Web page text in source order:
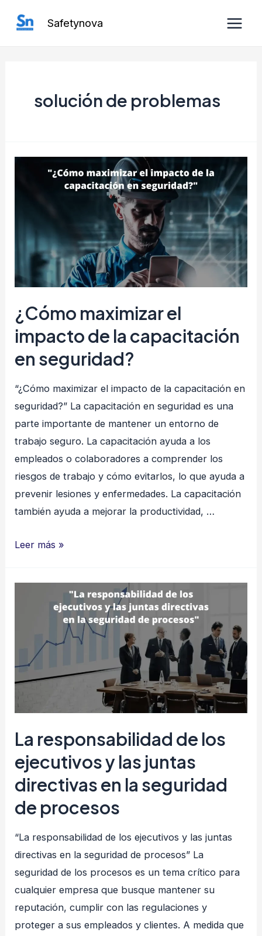
Safetynova
solución de problemas
¿Cómo maximizar el
impacto de la capacitación
en seguridad?
“¿Cómo maximizar el impacto de la capacitación en
seguridad?” La capacitación en seguridad es una
parte importante de mantener un entorno de
trabajo seguro. La capacitación ayuda a los
empleados o colaboradores a comprender los
riesgos de trabajo y cómo evitarlos, lo que ayuda a
prevenir lesiones y enfermedades. La capacitación
también ayuda a mejorar la productividad, …
¿Cómo
capacitación
en
seguridad?
Leer más »
La responsabilidad de los
ejecutivos y las juntas
directivas en la seguridad
de procesos
“La responsabilidad de los ejecutivos y las juntas
directivas en la seguridad de procesos” La
seguridad de los procesos es un tema crítico para
cualquier empresa que busque mantener su
reputación, cumplir con las regulaciones y
proteger a sus empleados y clientes. A medida que